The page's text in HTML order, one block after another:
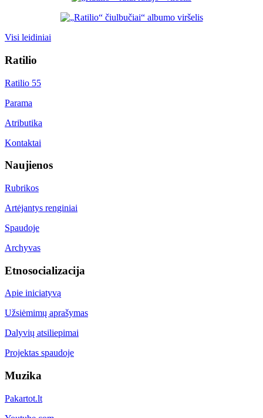
Visi leidiniai
Ratilio
Ratilio 55
Parama
Atributika
Kontaktai
Naujienos
Rubrikos
Artėjantys renginiai
Spaudoje
Archyvas
Etnosocializacija
Apie iniciatyvą
Užsiėmimų aprašymas
Dalyvių atsiliepimai
Projektas spaudoje
Muzika
Pakartot.lt